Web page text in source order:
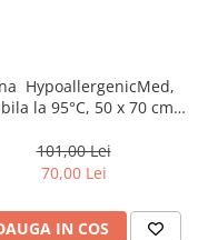
HypoallergenicMed,
la 95°C, 50 x 70 cm-
101,00 Lei
70,00 Lei
IN COS